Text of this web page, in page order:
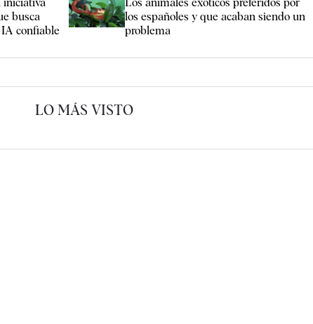
busca
confiable
los españoles y que acaban siendo un
problema
LO MÁS VISTO